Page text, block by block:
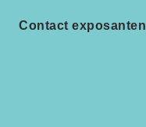
Contact exposanten